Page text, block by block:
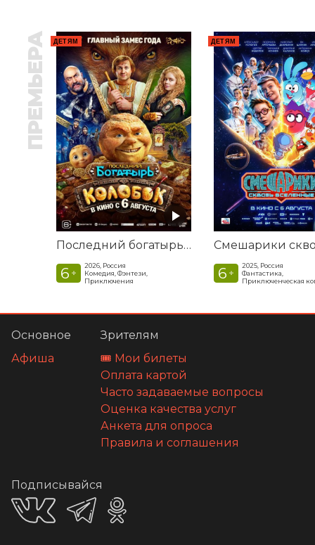
ПРЕМЬЕРА ДЕТЯМ
Последний богатырь. Колобок
6 +
2026, Россия
Комедия, Фэнтези,
Приключения
ДЕТЯМ
6 +
2025, Россия
Фантастика,
Приключенческая
Основное
Афиша
Зрителям
🎟️ Мои билеты
Оплата картой
Часто задаваемые вопросы
Оценка качества услуг
Анкета для опроса
Правила и соглашения
Подписывайся